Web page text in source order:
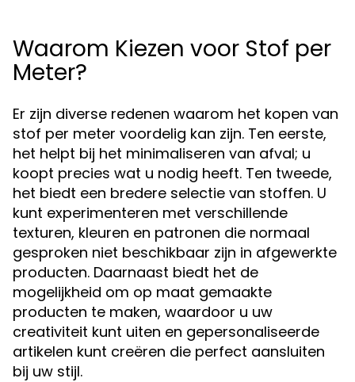
Waarom Kiezen voor Stof per
Meter?
Er zijn diverse redenen waarom het kopen van
stof per meter voordelig kan zijn. Ten eerste,
het helpt bij het minimaliseren van afval; u
koopt precies wat u nodig heeft. Ten tweede,
het biedt een bredere selectie van stoffen. U
kunt experimenteren met verschillende
texturen, kleuren en patronen die normaal
gesproken niet beschikbaar zijn in afgewerkte
producten. Daarnaast biedt het de
mogelijkheid om op maat gemaakte
producten te maken, waardoor u uw
creativiteit kunt uiten en gepersonaliseerde
artikelen kunt creëren die perfect aansluiten
bij uw stijl.